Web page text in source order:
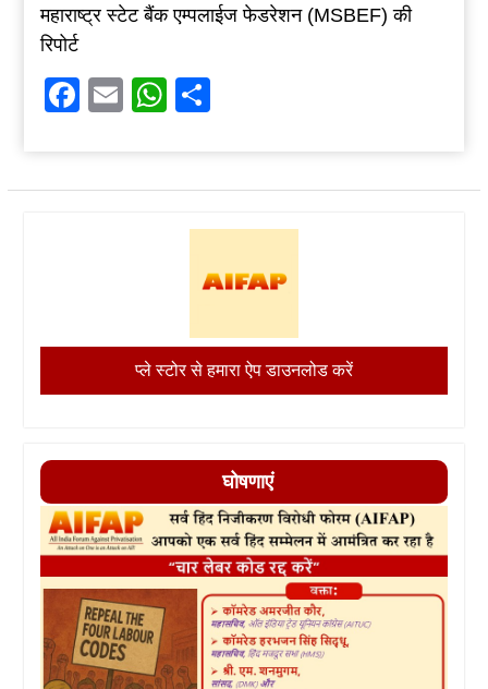
महाराष्ट्र स्टेट बैंक एम्पलाईज फेडरेशन (MSBEF) की
रिपोर्ट
Facebook
EmailWhatsApp
प्ले स्टोर से हमारा ऐप डाउनलोड करें
घोषणाएं